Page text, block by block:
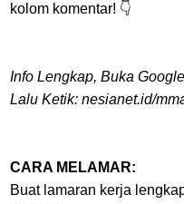
kolom komentar! 👇
Info Lengkap, Buka Google
Lalu Ketik: nesianet.id/
CARA MELAMAR:
Buat lamaran kerja